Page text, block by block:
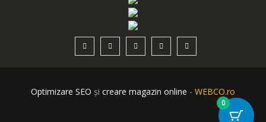
Optimizare SEO și creare magazin online - WEBCO.ro
0